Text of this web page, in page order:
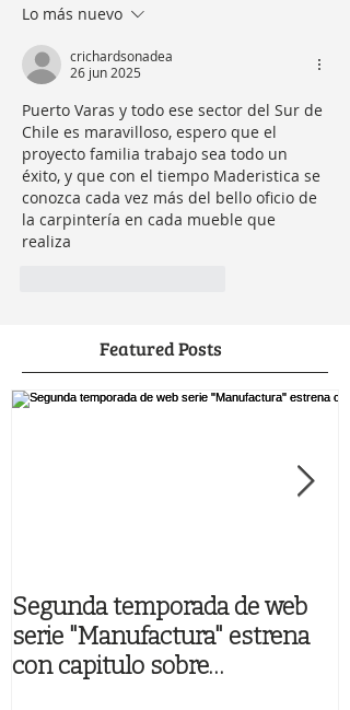
Lo más nuevo
crichardsonadea
26 jun 2025
Puerto Varas y todo ese sector del Sur de
Chile es maravilloso, espero que el
proyecto familia trabajo sea todo un
éxito, y que con el tiempo Maderistica se
conozca cada vez más del bello oficio de
la carpintería en cada mueble que
realiza
Featured Posts
Segunda temporada de web
serie "Manufactura" estrena
con capitulo sobre